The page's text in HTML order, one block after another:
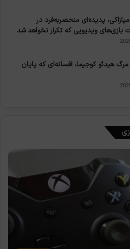
پدیده‌ای منحصربه‌فرد در
بازی‌های ویدیویی که تکرار نخواهد شد
هیدئو کوجیما، افسانه‌ای که پایان